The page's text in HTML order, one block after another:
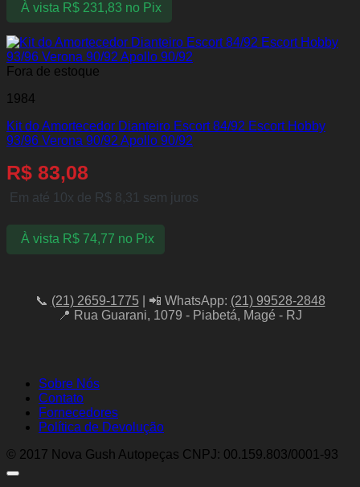
À vista R$231,83 no Pix
Fora de estoque
1984
Kit do Amortecedor Dianteiro Escort 84/92 Escort Hobby
93/96 Verona 90/92 Apollo 90/92
R$ 83,08
Em até 10x de R$ 8,31 sem juros
À vista R$74,77 no Pix
📞 (21) 2659-1775| 📲 WhatsApp: (21) 99528-2848
📍 Rua Guarani, 1079 - Piabetá, Magé - RJ
Sobre Nós
Contato
Fornecedores
Política de Devolução
© 2017 Nova Gush Autopeças CNPJ: 00.159.803/0001-93